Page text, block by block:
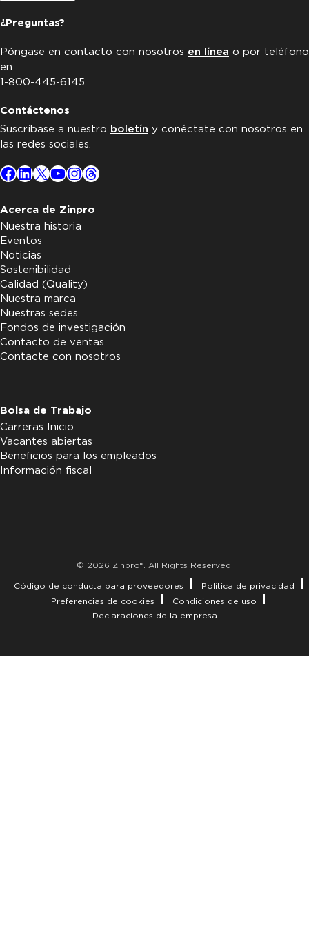
¿Preguntas?
Póngase en contacto con nosotros en línea o por teléfono
en
1-800-445-6145.
Contáctenos
Suscríbase a nuestro boletín y conéctate con nosotros en
las redes sociales.
Facebook
LinkedIn
X YouTube
Instagram
Threads
Acerca de Zinpro
Nuestra historia
Eventos
Noticias
Sostenibilidad
Calidad (Quality)
Nuestra marca
Nuestras sedes
Fondos de investigación
Contacto de ventas
Contacte con nosotros
Bolsa de Trabajo
Carreras Inicio
Vacantes abiertas
Beneficios para los empleados
Información fiscal
© 2026 Zinpro®. All Rights Reserved.
Código de conducta para proveedores
Política de privacidad
Preferencias de cookies
Condiciones de uso
Declaraciones de la empresa